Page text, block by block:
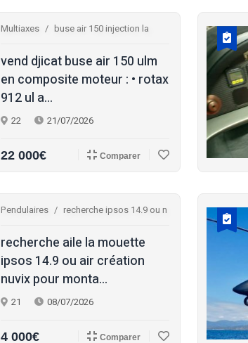
Multiaxes buse air 150 injection la
vend djicat buse air 150 ulm
en composite moteur : • rotax
912 ul a...
22 21/07/2026
22 000€ Comparer
Pendulaires recherche ipsos 14.9 ou n
recherche aile la mouette
ipsos 14.9 ou air création
nuvix pour monta...
21 08/07/2026
4 000€ Comparer